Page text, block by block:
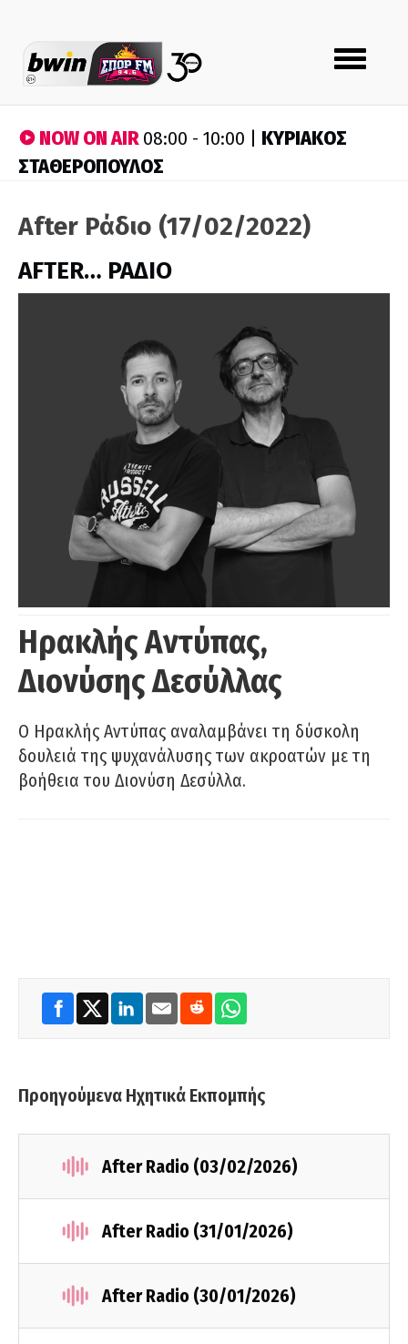
Toggle
navigation
NOW ON AIR08:00 - 10:00 | ΚΥΡΙΑΚΟΣ
ΣΤΑΘΕΡΟΠΟΥΛΟΣ
After Ράδιο (17/02/2022)
AFTER… ΡΑΔΙΟ
Ηρακλής Αντύπας,
Διονύσης Δεσύλλας
Ο Ηρακλής Αντύπας αναλαμβάνει τη δύσκολη
δουλειά της ψυχανάλυσης των ακροατών με τη
βοήθεια του Διονύση Δεσύλλα.
Προηγούμενα Ηχητικά Εκπομπής
After Radio (03/02/2026)
After Radio (31/01/2026)
After Radio (30/01/2026)